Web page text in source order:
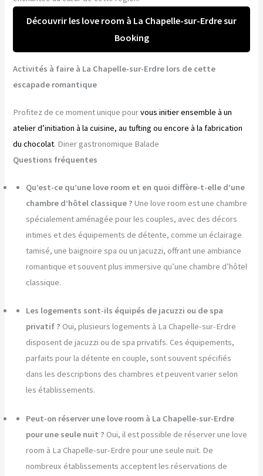
Découvrir les love room à La Chapelle-sur-Erdre sur
Booking
Activités à faire à La Chapelle-sur-Erdre lors de cette
escapade romantique
Profitez de ce moment unique pourvous initier ensemble à un
atelier d’initiation à la cuisine, au tufting ou encore à la fabrication
du chocolat. Diner gastronomique Balade
Questions fréquentes
Qu’est-ce qu’une love room et en quoi diffère-t-elle d’une
chambre d’hôtel classique ? Une love room est une chambre
spécialement aménagée pour les couples, avec des décors
intimes et des équipements de détente, comme un éclairage
tamisé, une baignoire spa ou un jacuzzi, offrant une ambiance
romantique et souvent plus immersive qu’une chambre d’hôtel
classique.
Les logements sont-ils équipés de jacuzzi ou de spa
privatif ? Oui, plusieurs logements à La Chapelle-sur-Erdre
disposent de jacuzzi ou de spa privatifs. Ces équipements,
parfaits pour la détente en couple, sont souvent spécifiés
dans les descriptions des chambres et peuvent varier selon
les établissements.
Peut-on réserver une love room à La Chapelle-sur-Erdre
pour une seule nuit ? Oui, il est possible de réserver une love
room à La Chapelle-sur-Erdre pour une seule nuit. De
nombreux établissements acceptent les réservations de